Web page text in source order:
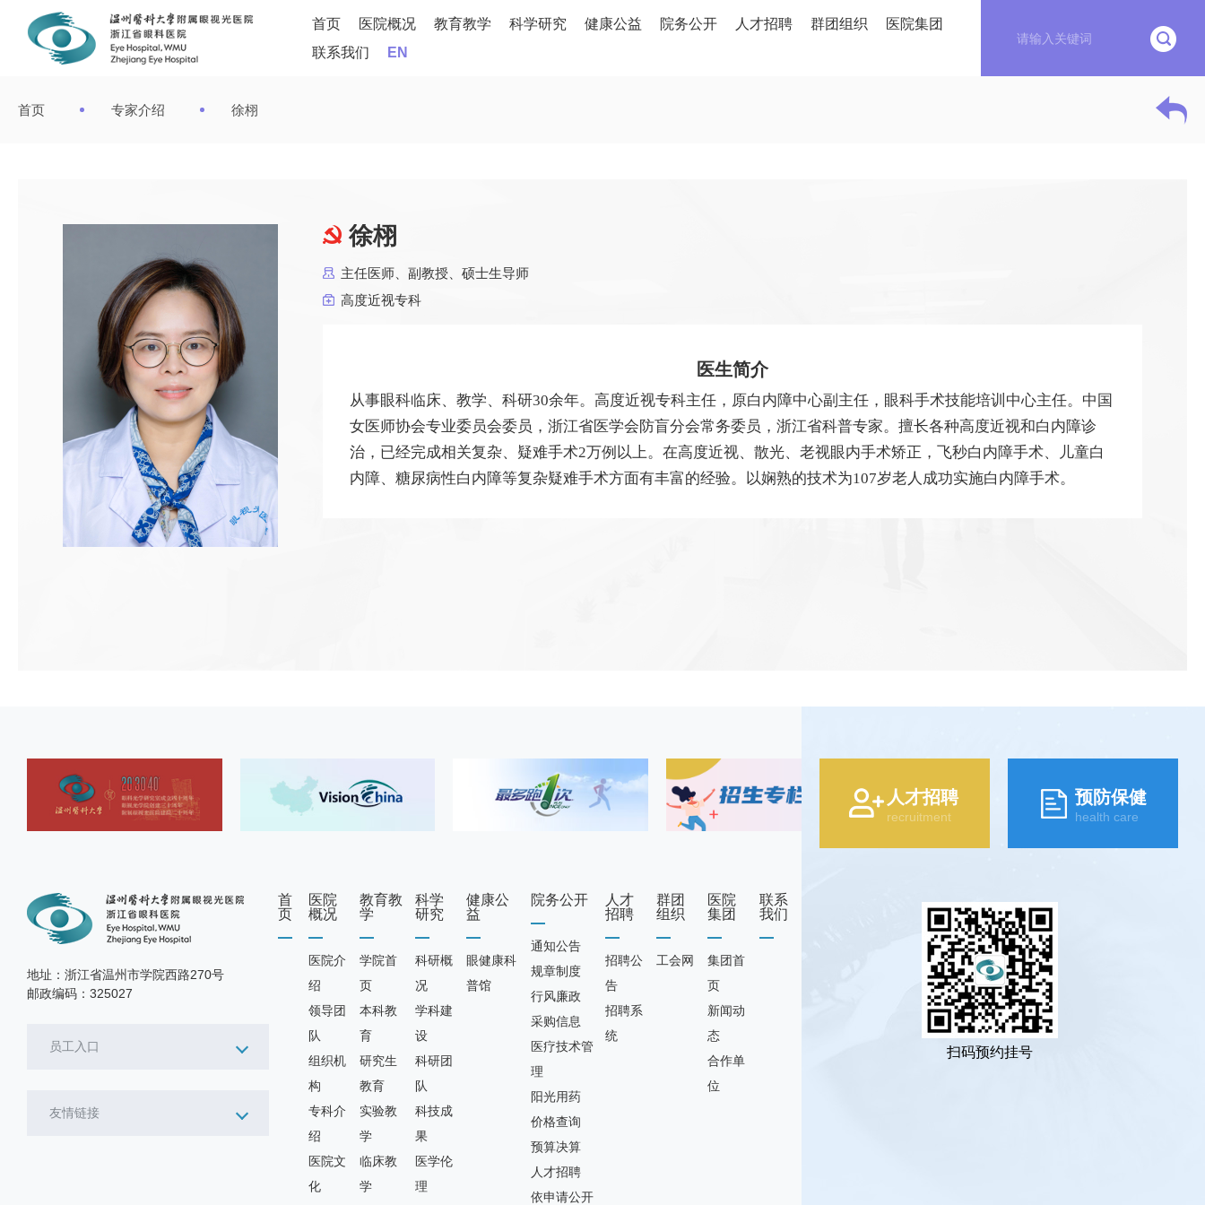
首页 医院概况 教育教学 科学研究 健康公益 院务公开 人才招聘 群团组织
医院集团
联系我们
EN
首页 专家介绍 徐栩
徐栩
主任医师、副教授、硕士生导师
高度近视专科
医生简介
从事眼科临床、教学、科研30余年。高度近视专科主任，原白内障中心副主任，眼科手术技能培训中心主任。中国
女医师协会专业委员会委员，浙江省医学会防盲分会常务委员，浙江省科普专家。 擅长各种高度近视和白内障诊
治，已经完成相关复杂、疑难手术2万例以上。在高度近视、散光、老视眼内手术矫正，飞秒白内障手术、儿童白
内障、糖尿病性白内障等复杂疑难手术方面有丰富的经验。 以娴熟的技术为107岁老人成功实施白内障手术。
地址：浙江省温州市学院西路270号
邮政编码：325027
员工入口
友情链接
首
页
医院
概况
医院介
绍
领导团
队
组织机
构
专科介
绍
医院文
化
教育教
学
学院首
页
本科教
育
研究生
教育
实验教
学
临床教
学
科学
研究
科研概
况
学科建
设
科研团
队
科技成
果
医学伦
理
健康公
益
眼健康科
普馆
院务公开
通知公告
规章制度
行风廉政
采购信息
医疗技术管
理
阳光用药
价格查询
预算决算
人才招聘
依申请公开
人才
招聘
招聘公
告
招聘系
统
群团
组织
工会网
医院
集团
集团首
页
新闻动
态
合作单
位
联系
我们
人才招聘
recruitment
预防保健
health care
扫码预约挂号